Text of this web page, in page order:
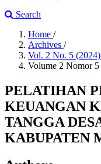
Search
Home /
Archives /
Vol. 2 No. 5
Volume 2 Nomor
PELATIHAN
KEUANGAN
TANGGA
KABUPATEN